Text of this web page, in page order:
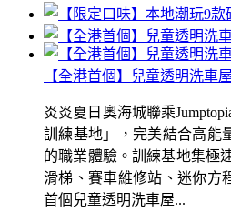
【全港首個】兒童透明洗車
炎炎夏日奧海城聯乘
訓練基地」，完美結合高能
的職業體驗。訓練基地集極
滑梯、賽車維修站、迷你方
首個兒童透明洗車屋...